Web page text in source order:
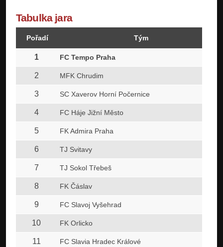
Tabulka jara
Pořadí Tým
1 FC Tempo Praha
2 MFK Chrudim
3 SC Xaverov Horní Počernice
4 FC Háje Jižní Město
5 FK Admira Praha
6 TJ Svitavy
7 TJ Sokol Třebeš
8 FK Čáslav
9 FC Slavoj Vyšehrad
10 FK Orlicko
11 FC Slavia Hradec Králové